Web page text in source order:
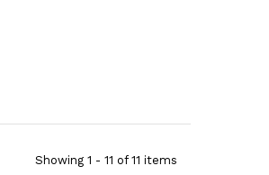
Showing 1 - 11 of 11 items